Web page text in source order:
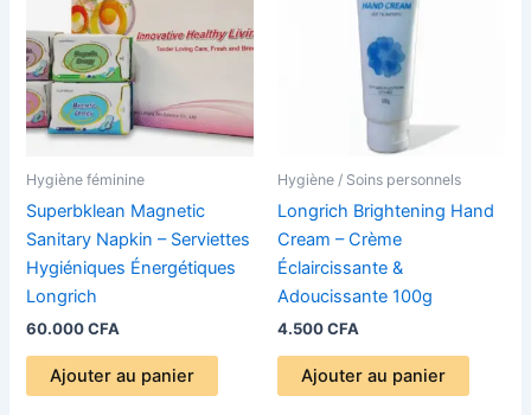
Hygiène féminine
Superbklean Magnetic
Sanitary Napkin – Serviettes
Hygiéniques Énergétiques
Longrich
60.000CFA
Ajouter au panier
Hygiène / Soins personnels
Longrich Brightening Hand
Cream – Crème
Éclaircissante &
Adoucissante 100g
4.500CFA
Ajouter au panier